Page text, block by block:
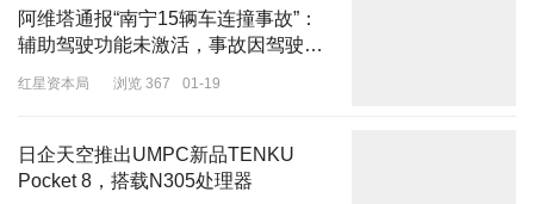
上半场U16国足便攻势如潮，年仅15岁的中锋张伯霖在第24分钟、
第42分钟和第45分钟连进3球，上演帽子戏法，朝鲜队半场结束前吊
门扳回一球，U16国足上半场以3-1领先朝鲜。
本场完成“大四喜”。张伯霖这场出色表现，也让他几乎锁定球队主力
中锋位置。
阿维塔通报“南宁15辆车连撞事故”：
辅助驾驶功能未激活，事故因驾驶员
红星资本局 浏览 367 01-19
日企天空推出UMPC新品TENKU
Pocket 8，搭载N305处理器